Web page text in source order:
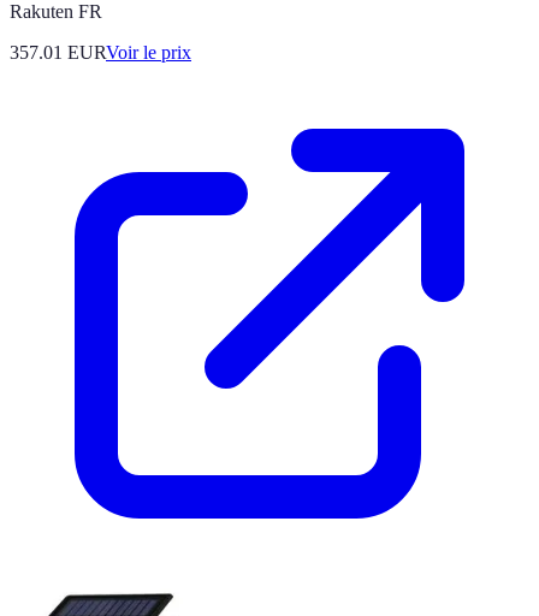
Rakuten FR
357.01 EURVoir le prix